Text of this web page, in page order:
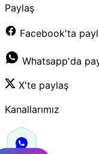
Paylaş
Facebook'ta
Whatsapp'da
X'te paylaş
Kanallarımız